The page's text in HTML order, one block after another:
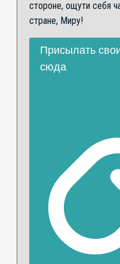
стороне, ощути себя
стране, Миру!
Присылать
сюда